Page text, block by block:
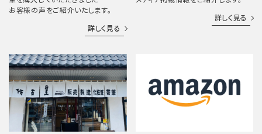
お客様の声をご紹介いたします。
詳しく見る
詳しく見る